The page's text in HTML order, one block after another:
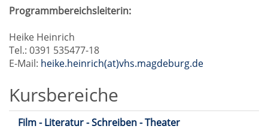
Kunst
und
Kultur
Programmbereichsleiterin:
Heike Heinrich
Tel.: 0391 535477-18
E-Mail: heike.heinrich(at)vhs.magdeburg.de
Kursbereiche
Film - Literatur - Schreiben - Theater